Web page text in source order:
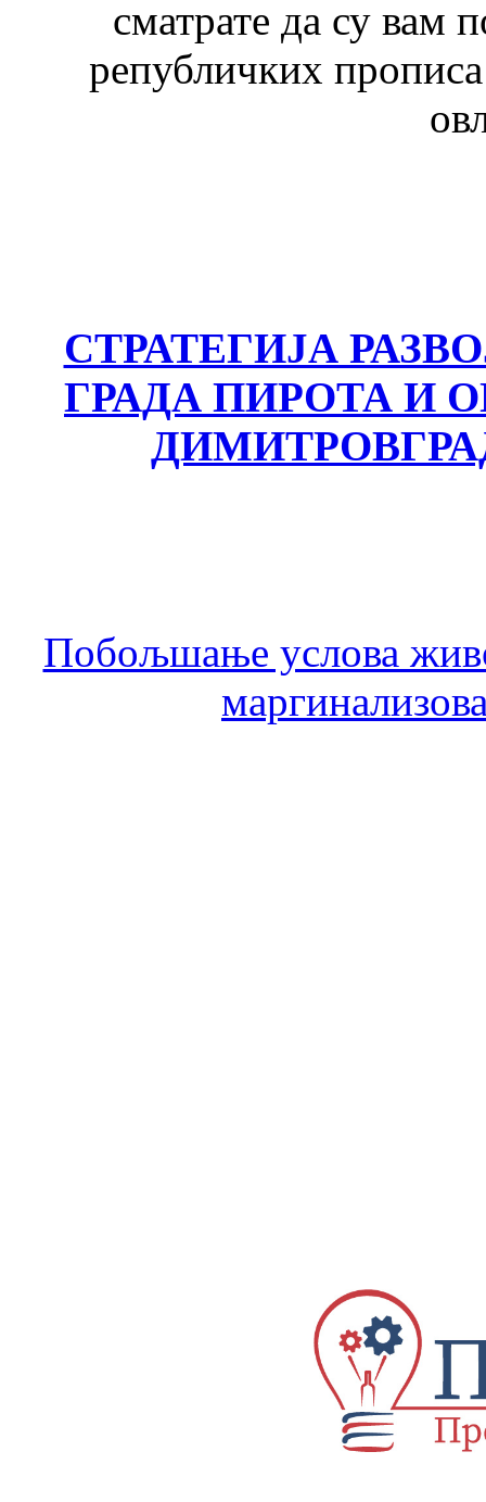
сматрате да су вам
републичких
СТРАТЕГИЈА
ГРАДА ПИРОТА И
Побољшање услова